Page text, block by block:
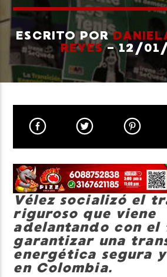
Neiva Estereo
ESCRITO POR
REYES- 12/01/
Vélez socializó el
riguroso que viene
adelantando con el
garantizar una
energética segura
en Colombia.